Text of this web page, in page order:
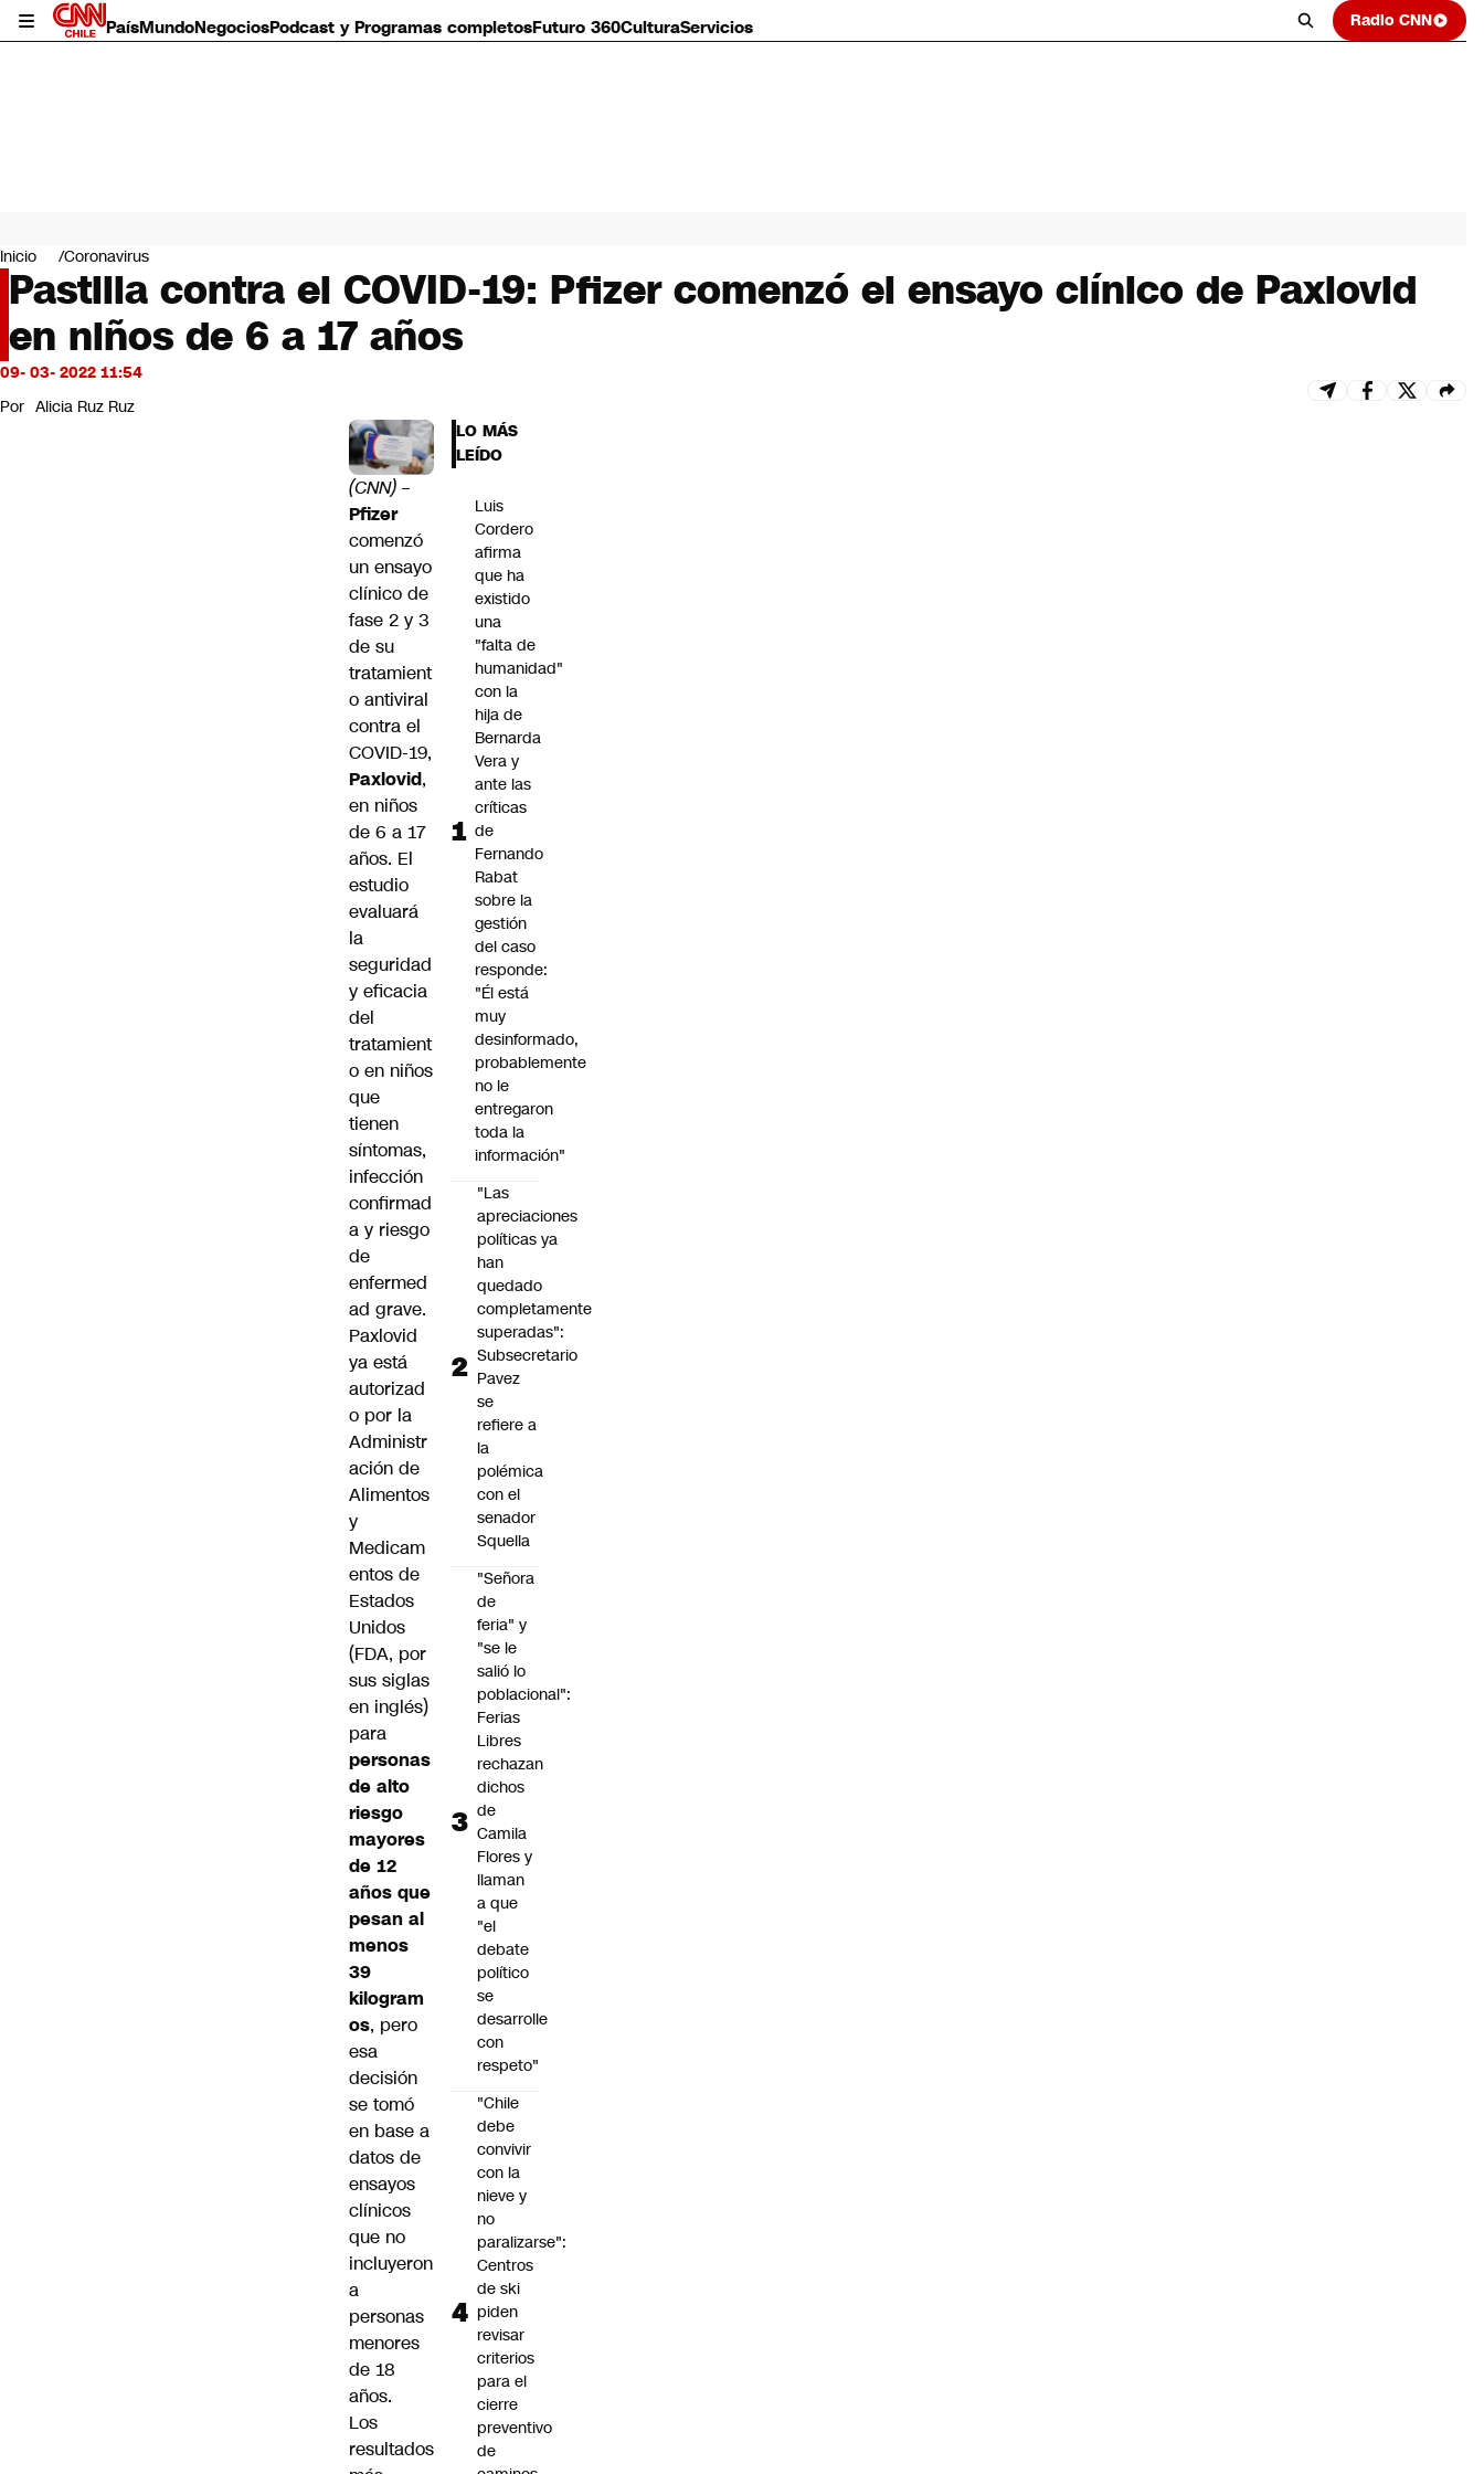
PaísMundoNegociosPodcast y Programas completosFuturo 360CulturaServicios Radio CNN
Mundo
Negocios
Deportes
Programas completos
Cultura
Servicios
Bits
CNN Data
Inicio Coronavirus
Pastilla contra el COVID-19: Pfizer comenzó el ensayo clínico de Paxlovid
en niños de 6 a 17 años
09- 03- 2022 11:54
Por Alicia Ruz Ruz
(CNN) –
Pfizer
comenzó
un ensayo
clínico de
fase 2 y 3
de su
tratamient
o antiviral
contra el
COVID-19,
Paxlovid,
en niños
de 6 a 17
años. El
estudio
evaluará
la
seguridad
y eficacia
del
tratamient
o en niños
que
tienen
síntomas,
infección
confirmad
a y riesgo
de
enfermed
ad grave.
Paxlovid
ya está
autorizad
o por la
Administr
ación de
Alimentos
y
Medicam
entos de
Estados
Unidos
(FDA, por
sus siglas
en inglés)
para
personas
de alto
riesgo
mayores
de 12
años que
pesan al
menos
39
kilogram
os, pero
esa
decisión
se tomó
en base a
datos de
ensayos
clínicos
que no
incluyeron
a
personas
menores
de 18
años.
Los
resultados
LO MÁS
LEÍDO
Luis
Cordero
afirma
que ha
existido
una
"falta de
humanidad"
con la
hija de
Bernarda
Vera y
ante las
críticas
de
Fernando
Rabat
sobre la
gestión
del caso
responde:
"Él está
muy
desinformado,
probablemente
no le
entregaron
toda la
información"
"Las
apreciaciones
políticas ya
han
quedado
completamente
superadas":
Subsecretario
Pavez
se
refiere a
la
polémica
con el
senador
Squella
"Señora
de
feria" y
"se le
salió lo
poblacional":
Ferias
Libres
rechazan
dichos
de
Camila
Flores y
llaman
a que
"el
debate
político
se
desarrolle
con
respeto"
"Chile
debe
convivir
con la
nieve y
no
paralizarse":
Centros
de ski
piden
revisar
criterios
para el
cierre
preventivo
de